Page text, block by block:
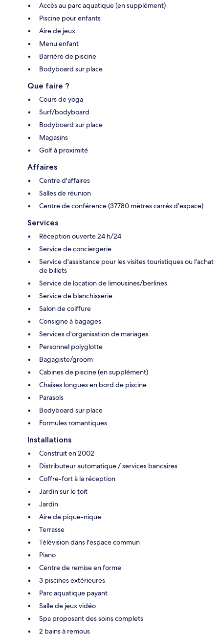
Accès au parc aquatique (en supplément)
Piscine pour enfants
Aire de jeux
Menu enfant
Barrière de piscine
Bodyboard sur place
Que faire ?
Cours de yoga
Surf/bodyboard
Bodyboard sur place
Magasins
Golf à proximité
Affaires
Centre d'affaires
Salles de réunion
Centre de conférence (37780 mètres carrés d'espace)
Services
Réception ouverte 24 h/24
Service de conciergerie
Service d'assistance pour les visites touristiques ou l'achat
de billets
Service de location de limousines/berlines
Service de blanchisserie
Salon de coiffure
Consigne à bagages
Services d'organisation de mariages
Personnel polyglotte
Bagagiste/groom
Cabines de piscine (en supplément)
Chaises longues en bord de piscine
Parasols
Bodyboard sur place
Formules romantiques
Installations
Construit en 2002
Distributeur automatique / services bancaires
Coffre-fort à la réception
Jardin sur le toit
Jardin
Aire de pique-nique
Terrasse
Télévision dans l'espace commun
Piano
Centre de remise en forme
3 piscines extérieures
Parc aquatique payant
Salle de jeux vidéo
Spa proposant des soins complets
2 bains à remous